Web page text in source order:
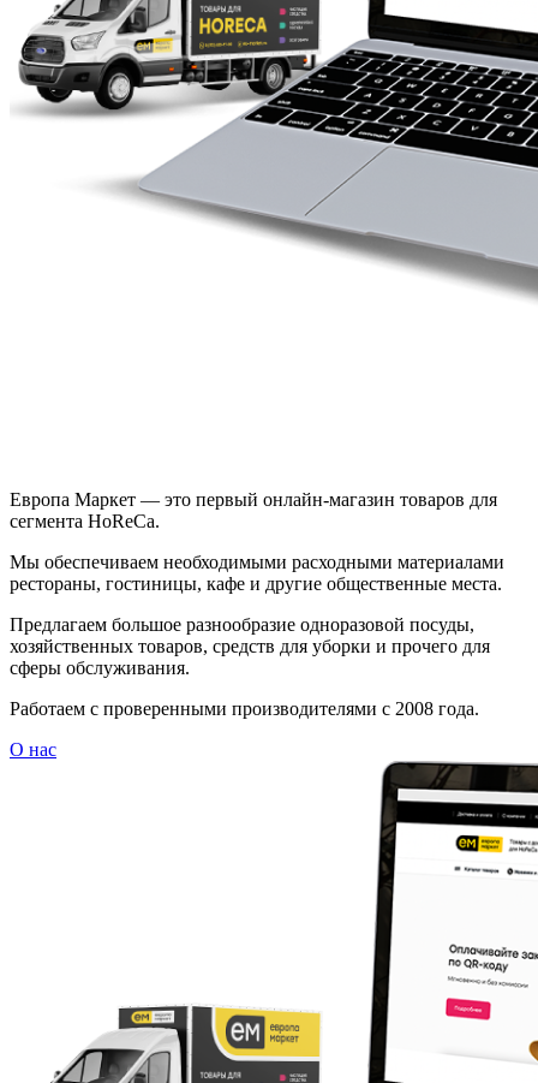
Европа Маркет — это первый онлайн-магазин товаров для
сегмента HoReCa.
Мы обеспечиваем необходимыми расходными материалами
рестораны, гостиницы, кафе и другие общественные места.
Предлагаем большое разнообразие одноразовой посуды,
хозяйственных товаров, средств для уборки и прочего для
сферы обслуживания.
Работаем с проверенными производителями с 2008 года.
О нас